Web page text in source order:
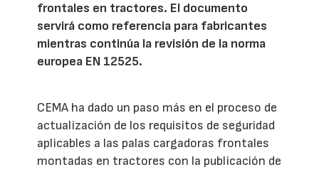
frontales en tractores. El documento
servirá como referencia para fabricantes
mientras continúa la revisión de la norma
europea EN 12525.
CEMA ha dado un paso más en el proceso de
actualización de los requisitos de seguridad
aplicables a las palas cargadoras frontales
montadas en tractores con la publicación de